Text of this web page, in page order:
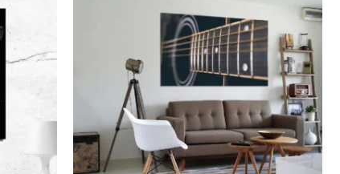
Adaugă
Adaugă
la
favorite